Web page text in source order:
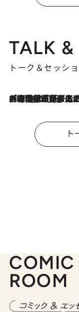
TALK &
トーク＆セッシ
2026.8.3
「今後値上げがあるとすれば…」「リスクがあるのは今年の冬」エネルギー専門家が語る、ホルムズ海峡封鎖が家庭にもたらす“ある心配”
ト
COMIC
ROOM